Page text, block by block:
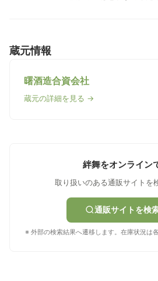
蔵元情報
曙酒造合資会社
蔵元の詳細を見る →
絆舞をオンライン
取り扱いのある通販サイトを
通販サイトを検
※ 外部の検索結果へ遷移します。在庫状況は